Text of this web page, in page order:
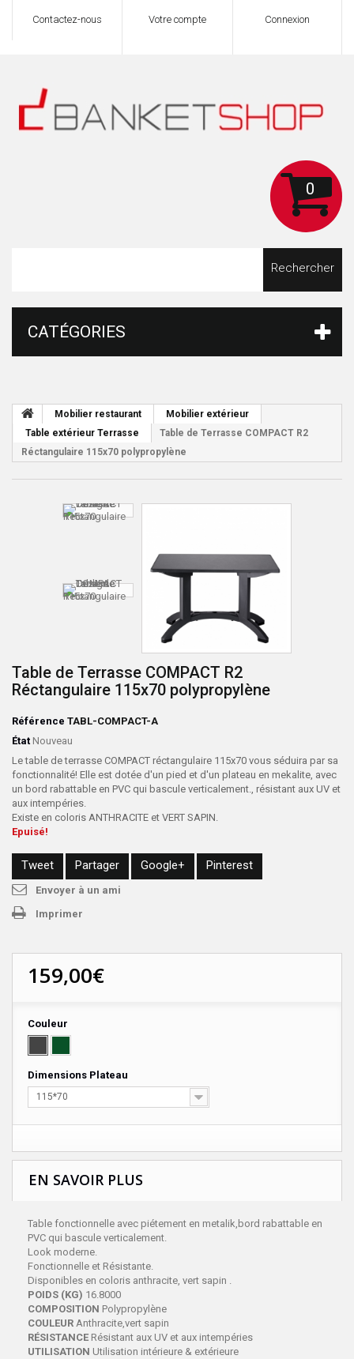
Connexion
Votre compte
Contactez-nous
0
Rechercher
CATÉGORIES
Mobilier restaurant
Mobilier extérieur
Table extérieur Terrasse
Table de Terrasse COMPACT R2
Réctangulaire 115x70 polypropylène
Table de Terrasse COMPACT R2
Réctangulaire 115x70 polypropylène
Référence TABL-COMPACT-A
État Nouveau
Le table de terrasse COMPACT réctangulaire 115x70 vous séduira par sa
fonctionnalité! Elle est dotée d'un pied et d'un plateau en mekalite, avec
un bord rabattable en PVC qui bascule verticalement., résistant aux UV et
aux intempéries.
Existe en coloris ANTHRACITE et VERT SAPIN.
Epuisé!
Tweet Partager Google+ Pinterest
Envoyer à un ami
Imprimer
159,00€
Couleur
Dimensions Plateau
115*70
EN SAVOIR PLUS
Table fonctionnelle avec piétement en metalik,bord rabattable en
PVC qui bascule verticalement.
Look moderne.
Fonctionnelle et Résistante.
Disponibles en coloris anthracite, vert sapin .
POIDS (KG) 16.8000
COMPOSITION Polypropylène
COULEUR Anthracite,vert sapin
RÉSISTANCE Résistant aux UV et aux intempéries
UTILISATION Utilisation intérieure & extérieure